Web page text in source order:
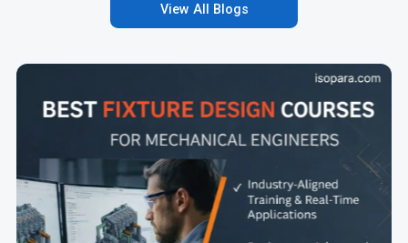
View All Blogs